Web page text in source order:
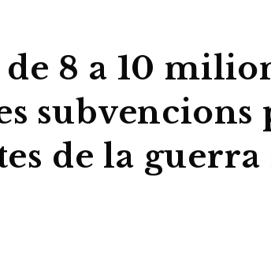
8 a 10
subvencions
de la guerra